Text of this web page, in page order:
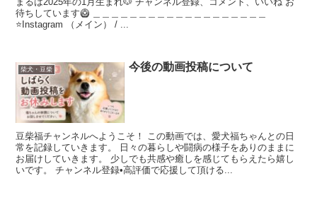
待ちしています🥝 ＿＿＿＿＿＿＿＿＿＿＿＿＿＿＿＿＿＿＿
⭐️Instagram （メイン） / ...
柴犬・豆柴 今後の動画投稿について
豆柴福チャンネルへようこそ！ この動画では、愛犬福ちゃんとの日
常を記録していきます。 日々の暮らしや闘病の様子をありのままに
お届けしていきます。 少しでも共感や癒しを感じてもらえたら嬉し
いです。 チャンネル登録•高評価で応援して頂ける...